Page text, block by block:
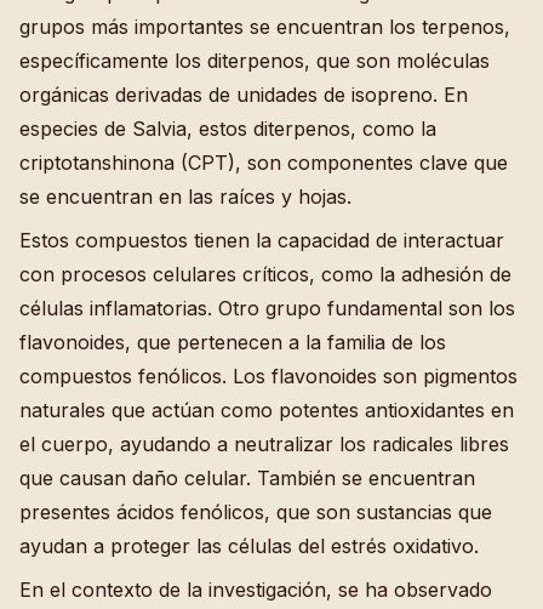
grupos más importantes se encuentran los terpenos,
específicamente los diterpenos, que son moléculas
orgánicas derivadas de unidades de isopreno. En
especies de Salvia, estos diterpenos, como la
criptotanshinona (CPT), son componentes clave que
se encuentran en las raíces y hojas.
Estos compuestos tienen la capacidad de interactuar
con procesos celulares críticos, como la adhesión de
células inflamatorias. Otro grupo fundamental son los
flavonoides, que pertenecen a la familia de los
compuestos fenólicos. Los flavonoides son pigmentos
naturales que actúan como potentes antioxidantes en
el cuerpo, ayudando a neutralizar los radicales libres
que causan daño celular. También se encuentran
presentes ácidos fenólicos, que son sustancias que
ayudan a proteger las células del estrés oxidativo.
En el contexto de la investigación, se ha observado